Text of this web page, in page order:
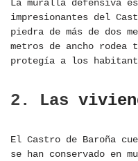
La muralla defensiva
impresionantes del
piedra de más de dos
metros de ancho rodea
protegía a los
2. Las
El Castro de Baroña
se han conservado en